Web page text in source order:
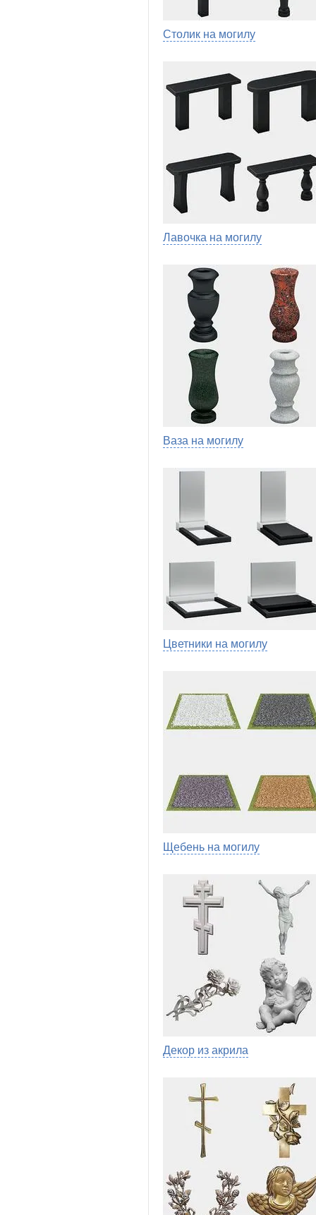
Столик на могилу
Лавочка на могилу
Ваза на могилу
Цветники на могилу
Щебень на могилу
Декор из акрила